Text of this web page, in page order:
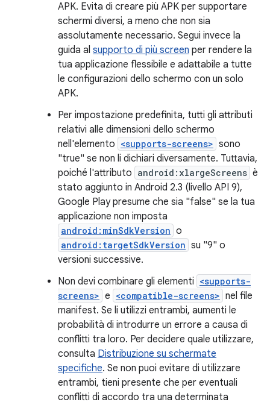
APK. Evita di creare più APK per supportare
schermi diversi, a meno che non sia
assolutamente necessario. Segui invece la
guida al supporto di più screen per rendere la
tua applicazione flessibile e adattabile a tutte
le configurazioni dello schermo con un solo
APK.
Per impostazione predefinita, tutti gli attributi
relativi alle dimensioni dello schermo
nell'elemento <supports-screens> sono
"true" se non li dichiari diversamente. Tuttavia,
poiché l'attributo android:xlargeScreens è
stato aggiunto in Android 2.3 (livello API 9),
Google Play presume che sia "false" se la tua
applicazione non imposta
android:minSdkVersion o
android:targetSdkVersion su "9" o
versioni successive.
Non devi combinare gli elementi <supports-
screens> e <compatible-screens> nel file
manifest. Se li utilizzi entrambi, aumenti le
probabilità di introdurre un errore a causa di
conflitti tra loro. Per decidere quale utilizzare,
consulta Distribuzione su schermate
specifiche. Se non puoi evitare di utilizzare
entrambi, tieni presente che per eventuali
conflitti di accordo tra una determinata